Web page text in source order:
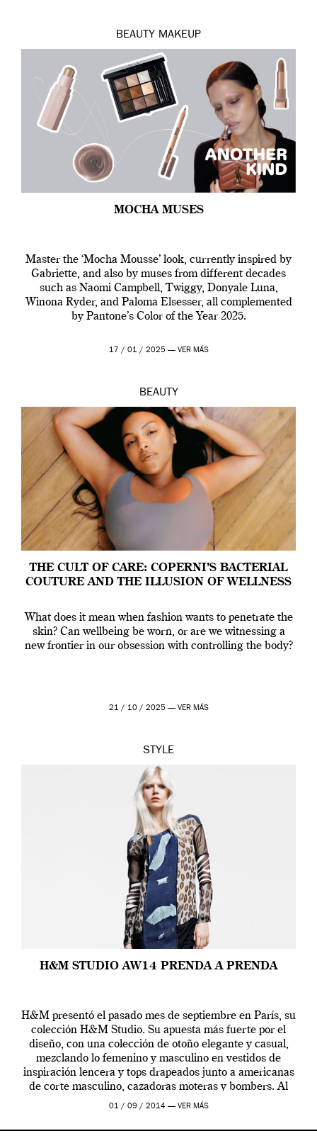
BEAUTY MAKEUP
MOCHA MUSES
Master the ‘Mocha Mousse’ look, currently inspired by
Gabriette, and also by muses from different decades
such as Naomi Campbell, Twiggy, Donyale Luna,
Winona Ryder, and Paloma Elsesser, all complemented
by Pantone’s Color of the Year 2025.
17 / 01 / 2025 — VER MÁS
BEAUTY
THE CULT OF CARE: COPERNI’S BACTERIAL
COUTURE AND THE ILLUSION OF WELLNESS
What does it mean when fashion wants to penetrate the
skin? Can wellbeing be worn, or are we witnessing a
new frontier in our obsession with controlling the body?
21 / 10 / 2025 — VER MÁS
STYLE
H&M STUDIO AW14 PRENDA A PRENDA
H&M presentó el pasado mes de septiembre en París, su
colección H&M Studio. Su apuesta más fuerte por el
diseño, con una colección de otoño elegante y casual,
mezclando lo femenino y masculino en vestidos de
inspiración lencera y tops drapeados junto a americanas
de corte masculino, cazadoras moteras y bombers. Al
frente de la […]
01 / 09 / 2014 — VER MÁS